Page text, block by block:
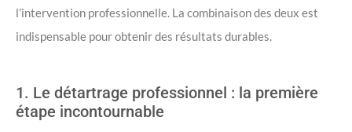
l’intervention professionnelle. La combinaison des deux est
indispensable pour obtenir des résultats durables.
1. Le détartrage professionnel : la première
étape incontournable